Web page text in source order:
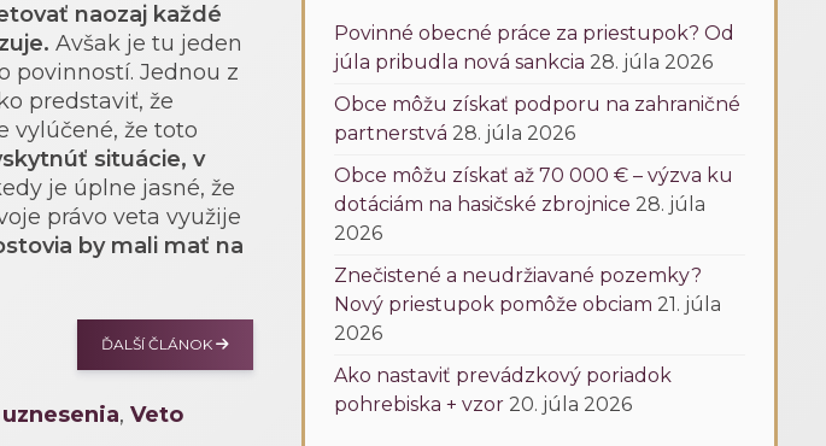
naozaj každé
Avšak je tu jeden
povinností. Jednou z
predstaviť, že
vylúčené, že toto
situácie, v
je úplne jasné, že
právo veta využije
by mali mať na
ĎALŠÍ ČLÁNOK
,Veto
Povinné obecné práce za priestupok? Od
júla pribudla nová sankcia 28. júla 2026
Obce môžu získať podporu na zahraničné
partnerstvá 28. júla 2026
Obce môžu získať až 70 000 € – výzva ku
dotáciám na hasičské zbrojnice 28. júla
2026
Znečistené a neudržiavané pozemky?
Nový priestupok pomôže obciam 21. júla
2026
Ako nastaviť prevádzkový poriadok
pohrebiska + vzor 20. júla 2026